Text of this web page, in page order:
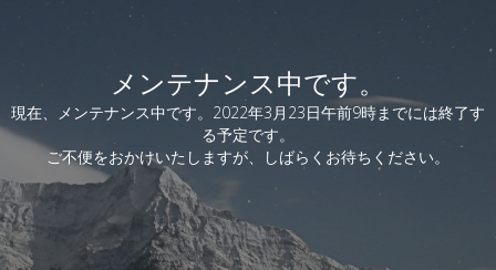
メンテナンス中です。
現在、メンテナンス中です。2022年3月23日午前9時までには終了す
る予定です。
ご不便をおかけいたしますが、しばらくお待ちください。